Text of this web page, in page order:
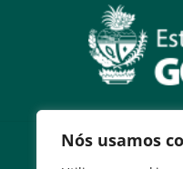
Nós usamos
Serviços